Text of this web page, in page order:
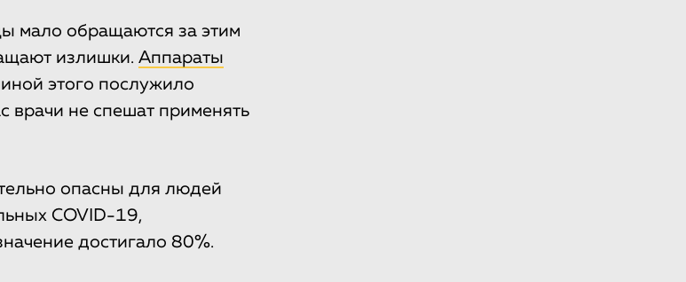
мало обращаются за этим
излишки. Аппараты
этого послужило
врачи не спешат применять
опасны для людей
COVID-19,
достигало 80%.